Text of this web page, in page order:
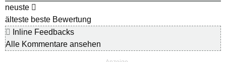
neuste
älteste beste Bewertung
Inline Feedbacks
Alle Kommentare ansehen